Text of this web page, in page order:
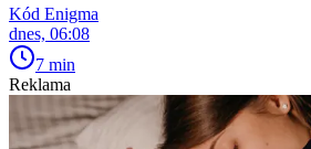
Kód Enigma
dnes, 06:08
7 min
Reklama